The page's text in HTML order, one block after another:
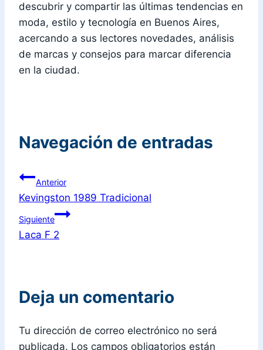
descubrir y compartir las últimas tendencias en
moda, estilo y tecnología en Buenos Aires,
acercando a sus lectores novedades, análisis
de marcas y consejos para marcar diferencia
en la ciudad.
Navegación de entradas
Anterior
Kevingston 1989 Tradicional
Siguiente
Laca F 2
Deja un comentario
Tu dirección de correo electrónico no será
publicada. Los campos obligatorios están